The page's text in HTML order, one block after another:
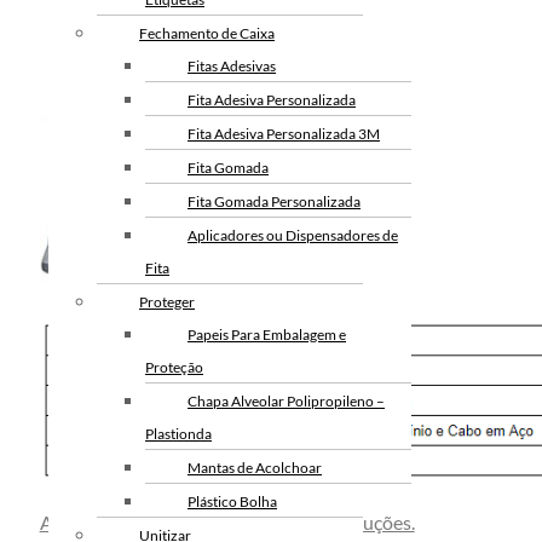
Fechamento de Caixa
Fitas Adesivas
Fita Adesiva Personalizada
Fita Adesiva Personalizada 3M
Fita Gomada
Fita Gomada Personalizada
Aplicadores ou Dispensadores de
Fita
Proteger
Papeis Para Embalagem e
Proteção
Chapa Alveolar Polipropileno –
Plastionda
Mantas de Acolchoar
Plástico Bolha
Unitizar
Acesse nosso portfólio completo de soluções.